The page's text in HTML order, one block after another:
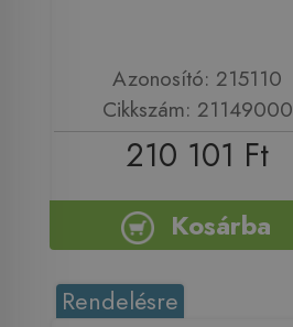
Azonosító: 215110
Cikkszám: 21149000
210 101 Ft
Kosárba
Rendelésre